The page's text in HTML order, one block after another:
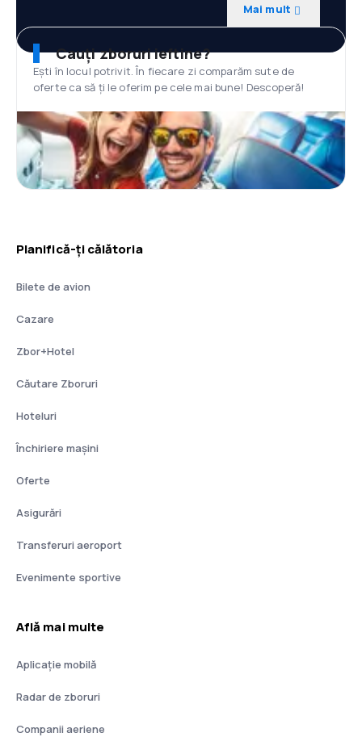
Mai mult
Cauți zboruri ieftine?
Ești în locul potrivit. În fiecare zi comparăm sute de
oferte ca să ți le oferim pe cele mai bune! Descoperă!
Planifică-ți călătoria
Bilete de avion
Cazare
Zbor+Hotel
Căutare Zboruri
Hoteluri
Închiriere mașini
Oferte
Asigurări
Transferuri aeroport
Evenimente sportive
Află mai multe
Aplicație mobilă
Radar de zboruri
Companii aeriene